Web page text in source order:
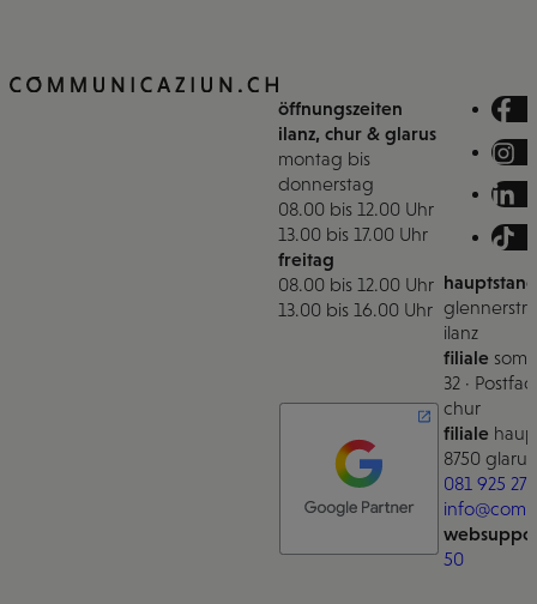
öffnungszeiten
ilanz, chur & glarus
montag bis
donnerstag
08.00 bis 12.00 Uhr
13.00 bis 17.00 Uhr
freitag
08.00 bis 12.00 Uhr
13.00 bis 16.00 Uhr
ilanz
filiale
32 ·
chur
filiale
8750 glarus
081 925 27
50